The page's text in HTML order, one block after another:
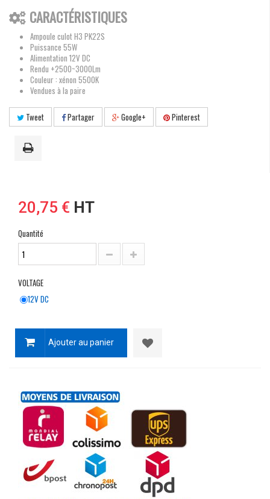
CARACTÉRISTIQUES
Ampoule culot H3 PK22S
Puissance 55W
Alimentation 12V DC
Rendu +2500~3000Lm
Couleur : xénon 5500K
Vendues à la paire
Tweet Partager Google+ Pinterest
20,75 € HT
Quantité
VOLTAGE
12V DC
Ajouter au panier